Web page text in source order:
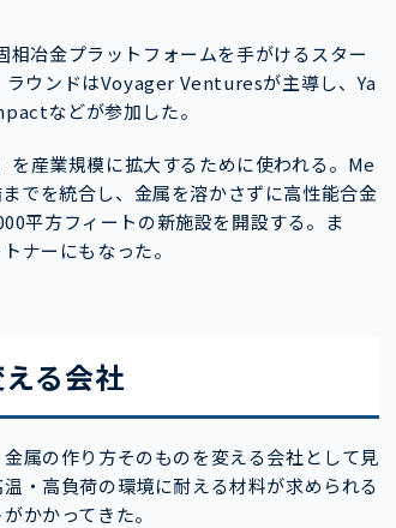
冶金プラットフォームを手がけるスター
ラウンドはVoyager Venturesが主導し、Ya
などが参加した。
産業規模に拡大するために使われる。Me
でを統合し、金属を溶かさずに高性能合金
平方フィートの新施設を開設する。ま
ナーにもなった。
る会社
属の作り方そのものを変える会社として見
・高負荷の環境に耐える材料が求められる
かかってきた。